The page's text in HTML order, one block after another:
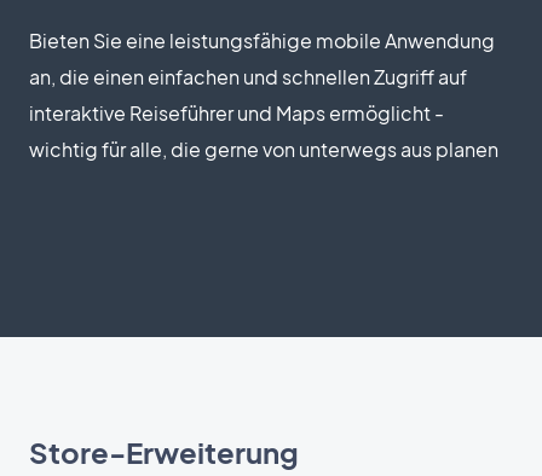
Bieten Sie eine leistungsfähige mobile Anwendung
an, die einen einfachen und schnellen Zugriff auf
interaktive Reiseführer und Maps ermöglicht -
wichtig für alle, die gerne von unterwegs aus planen
Store-Erweiterung